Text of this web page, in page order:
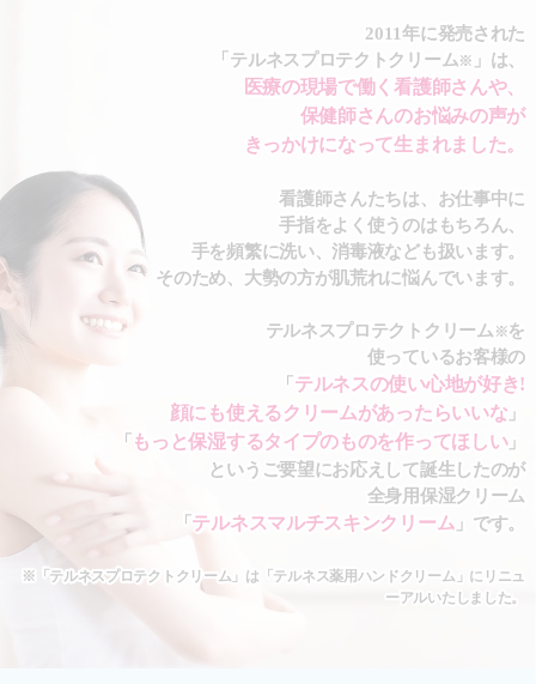
2011年に発売された
「テルネスプロテクトクリーム※ 」は、
医療の現場で働く看護師さんや、
保健師さんのお悩みの声が
きっかけになって生まれました。
看護師さんたちは、お仕事中に
手指をよく使うのはもちろん、
手を頻繁に洗い、消毒液なども扱います。
そのため、大勢の方が肌荒れに悩んでいます。
テルネスプロテクトクリーム ※を
使っているお客様の
「 テルネスの使い心地が好き!
顔にも使えるクリームがあったらいいな 」
「 もっと保湿するタイプのものを作ってほしい」
というご要望にお応えして誕生したのが
全身用保湿クリーム
「 テルネスマルチスキンクリーム 」です。
※「テルネスプロテクトクリーム」は「テルネス薬用ハンドクリーム」にリニュ
ーアルいたしました。